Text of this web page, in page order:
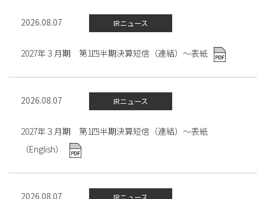
2026.08.07 IRニュース
2027年３月期 第1四半期決算短信（連結）～表紙
2026.08.07 IRニュース
2027年３月期 第1四半期決算短信（連結）～表紙
（English）
2026.08.07